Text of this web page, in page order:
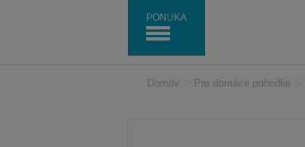
PONUKA
Domov Pre domáce pohodlie